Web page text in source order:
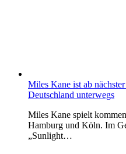
Miles Kane ist ab
Deutschland unterwegs
Miles Kane spielt
Hamburg und Köln. Im
„Sunlight…